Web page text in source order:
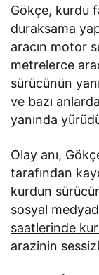
Gökçe, kurdu
duraksama
aracın motor
metrelerce
sürücünün
ve bazı
yanında
Olay anı,
tarafından
kurdun
sosyal
saatlerinde
arazinin